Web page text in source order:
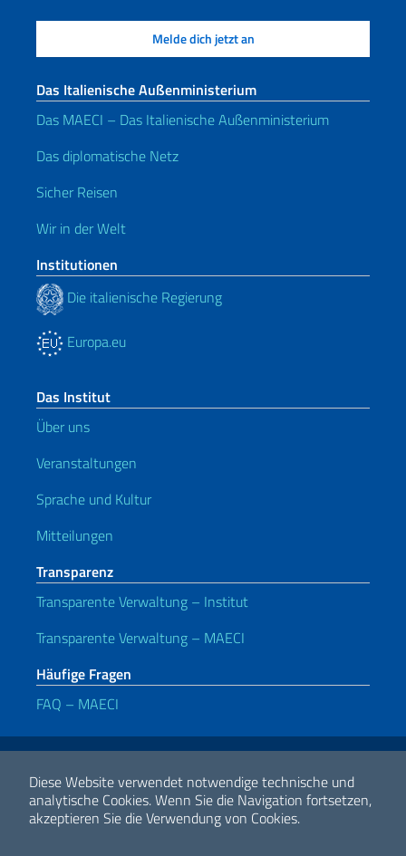
Diese Website verwendet notwendige technische und
analytische Cookies.Wenn Sie die Navigation fortsetzen,
akzeptieren Sie die Verwendung von Cookies.
Das Italienische Außenministerium
Das MAECI – Das Italienische Außenministerium
Das diplomatische Netz
Sicher Reisen
Wir in der Welt
Institutionen
Die italienische Regierung
Europa.eu
Das Institut
Über uns
Veranstaltungen
Sprache und Kultur
Mitteilungen
Transparenz
Transparente Verwaltung – Institut
Transparente Verwaltung – MAECI
Häufige Fragen
FAQ – MAECI
Nützliche Links